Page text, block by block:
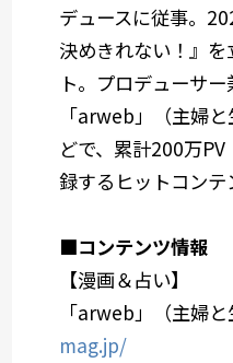
デュースに従事。
決めきれない！』
ト。プロデューサー
「arweb」（主婦
どで、累計200万
録するヒットコンテ
■コンテンツ情報
【漫画＆占い】
「arweb」（主婦と
mag.jp/